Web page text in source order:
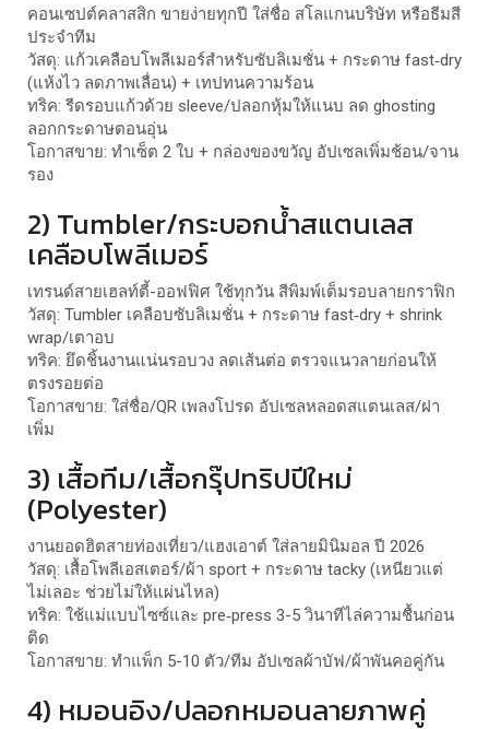
คอนเซปต์คลาสสิก ขายง่ายทุกปี ใส่ชื่อ สโลแกนบริษัท หรือธีมสี
ประจำทีม
วัสดุ: แก้วเคลือบโพลีเมอร์สำหรับซับลิเมชั่น + กระดาษ fast‑dry
(แห้งไว ลดภาพเลื่อน) + เทปทนความร้อน
ทริค: รีดรอบแก้วด้วย sleeve/ปลอกหุ้มให้แนบ ลด ghosting
ลอกกระดาษตอนอุ่น
โอกาสขาย: ทำเซ็ต 2 ใบ + กล่องของขวัญ อัปเซลเพิ่มช้อน/จาน
รอง
2) Tumbler/กระบอกน้ำสแตนเลส
เคลือบโพลีเมอร์
เทรนด์สายเฮลท์ตี้-ออฟฟิศ ใช้ทุกวัน สีพิมพ์เต็มรอบลายกราฟิก
วัสดุ: Tumbler เคลือบซับลิเมชั่น + กระดาษ fast‑dry + shrink
wrap/เตาอบ
ทริค: ยึดชิ้นงานแน่นรอบวง ลดเส้นต่อ ตรวจแนวลายก่อนให้
ตรงรอยต่อ
โอกาสขาย: ใส่ชื่อ/QR เพลงโปรด อัปเซลหลอดสแตนเลส/ฝา
เพิ่ม
3) เสื้อทีม/เสื้อกรุ๊ปทริปปีใหม่
(Polyester)
งานยอดฮิตสายท่องเที่ยว/แฮงเอาต์ ใส่ลายมินิมอล ปี 2026
วัสดุ: เสื้อโพลีเอสเตอร์/ผ้า sport + กระดาษ tacky (เหนียวแต่
ไม่เลอะ ช่วยไม่ให้แผ่นไหล)
ทริค: ใช้แม่แบบไซซ์และ pre‑press 3-5 วินาทีไล่ความชื้นก่อน
ติด
โอกาสขาย: ทำแพ็ก 5-10 ตัว/ทีม อัปเซลผ้าบัฟ/ผ้าพันคอคู่กัน
4) หมอนอิง/ปลอกหมอนลายภาพคู่